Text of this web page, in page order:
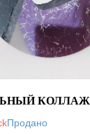
КОЛЛАЖ